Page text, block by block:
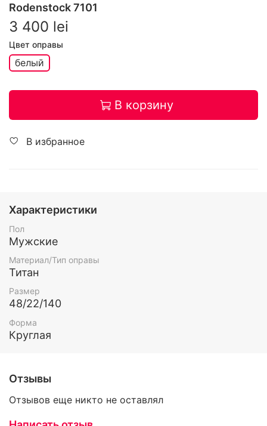
Rodenstock 7101
3 400 lei
Цвет оправы
белый
В корзину
В избранное
Характеристики
Пол
Мужские
Материал/Тип оправы
Титан
Размер
48/22/140
Форма
Круглая
Отзывы
Отзывов еще никто не оставлял